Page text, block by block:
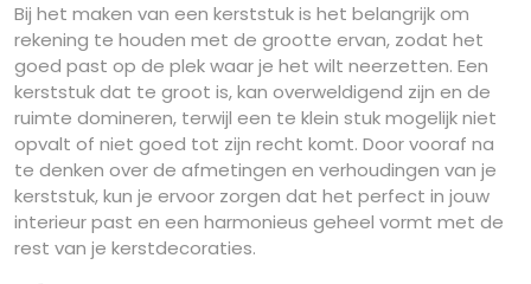
Bij het maken van een kerststuk is het belangrijk om
rekening te houden met de grootte ervan, zodat het
goed past op de plek waar je het wilt neerzetten. Een
kerststuk dat te groot is, kan overweldigend zijn en de
ruimte domineren, terwijl een te klein stuk mogelijk niet
opvalt of niet goed tot zijn recht komt. Door vooraf na
te denken over de afmetingen en verhoudingen van je
kerststuk, kun je ervoor zorgen dat het perfect in jouw
interieur past en een harmonieus geheel vormt met de
rest van je kerstdecoraties.